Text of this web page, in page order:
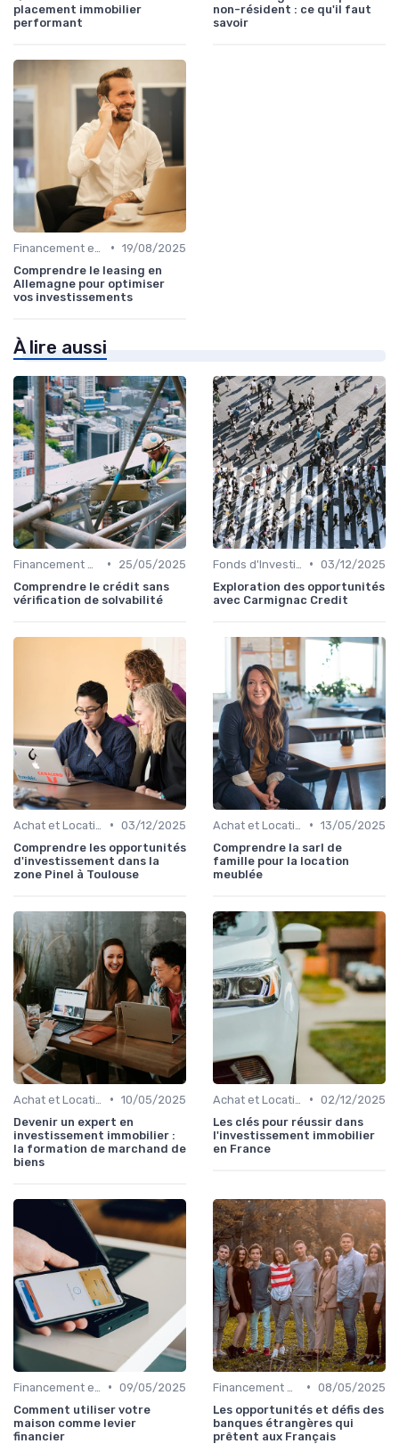
placement immobilier
performant
non-résident : ce qu'il faut
savoir
• 19/08/2025
Comprendre le leasing en
Allemagne pour optimiser
vos investissements
À lire aussi
•
25/05/2025
Comprendre le crédit sans
vérification de solvabilité
• 03/12/2025
Exploration des opportunités
avec Carmignac Credit
• 03/12/2025
Comprendre les opportunités
d'investissement dans la
zone Pinel à Toulouse
• 13/05/2025
Comprendre la sarl de
famille pour la location
meublée
• 10/05/2025
Devenir un expert en
investissement immobilier :
la formation de marchand de
biens
• 02/12/2025
Les clés pour réussir dans
l'investissement immobilier
en France
• 09/05/2025
Comment utiliser votre
maison comme levier
financier
• 08/05/2025
Les opportunités et défis des
banques étrangères qui
prêtent aux Français